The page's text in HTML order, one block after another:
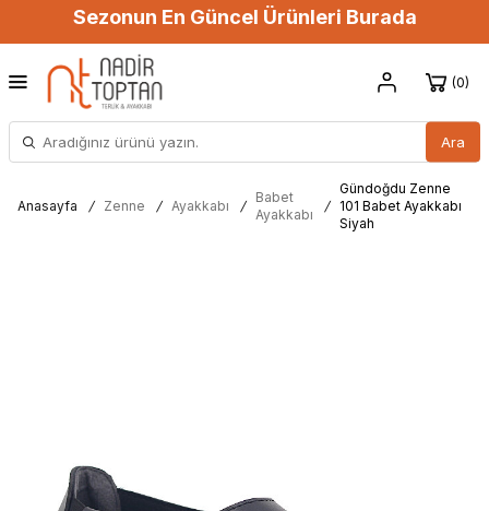
Sezonun En Güncel Ürünleri Burada
Ara
0
Anasayfa / Zenne / Ayakkabı /
Babet
Ayakkabı
/
Gündoğdu Zenne
101 Babet Ayakkabı
Siyah